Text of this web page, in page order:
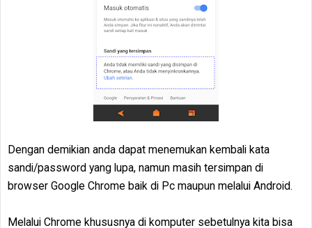
Dengan demikian anda dapat menemukan kembali kata
sandi/password yang lupa, namun masih tersimpan di
browser Google Chrome baik di Pc maupun melalui Android.
Melalui Chrome khususnya di komputer sebetulnya kita bisa